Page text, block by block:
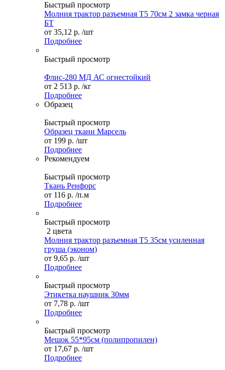
Быстрый просмотр
Молния трактор разъемная Т5 70см 2 замка черная
БТ
от 35,12 р. /шт
Подробнее
Быстрый просмотр
Флис-280 МД АС огнестойкий
от 2 513 р. /кг
Подробнее
Образец
Быстрый просмотр
Образец ткани Марсель
от 199 р. /шт
Подробнее
Рекомендуем
Быстрый просмотр
Ткань Ренфорс
от 116 р. /п.м
Подробнее
Быстрый просмотр
2 цвета
Молния трактор разъемная Т5 35см усиленная
груша (эконом)
от 9,65 р. /шт
Подробнее
Быстрый просмотр
Этикетка наушник 30мм
от 7,78 р. /шт
Подробнее
Быстрый просмотр
Мешок 55*95см (полипропилен)
от 17,67 р. /шт
Подробнее